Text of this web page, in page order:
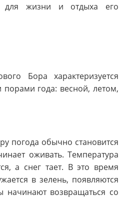
для жизни и отдыха его
Бора характеризуется
года: весной, летом,
погода обычно становится
оживать. Температура
а снег тает. В это время
в зелень, появляются
начинают возвращаться со